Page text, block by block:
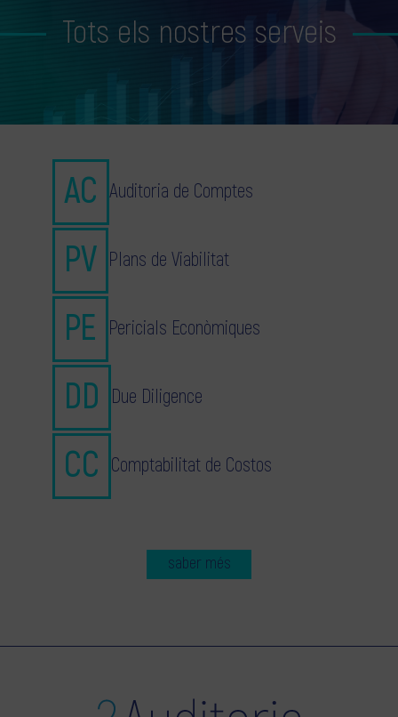
Tots els nostres serveis
Auditoria de Comptes
Plans de Viabilitat
Pericials Econòmiques
Due Diligence
Comptabilitat de Costos
saber més